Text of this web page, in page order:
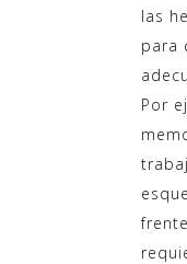
las
para
Por